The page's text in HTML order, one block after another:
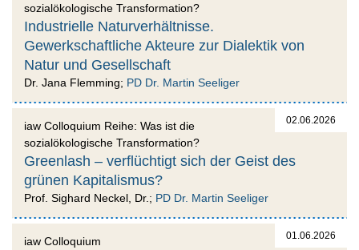
sozialökologische Transformation?
Industrielle Naturverhältnisse.
Gewerkschaftliche Akteure zur Dialektik von
Natur und Gesellschaft
Dr. Jana Flemming; PD Dr. Martin Seeliger
02.06.2026
iaw Colloquium Reihe: Was ist die
sozialökologische Transformation?
Greenlash – verflüchtigt sich der Geist des
grünen Kapitalismus?
Prof. Sighard Neckel, Dr.; PD Dr. Martin Seeliger
01.06.2026
iaw Colloquium